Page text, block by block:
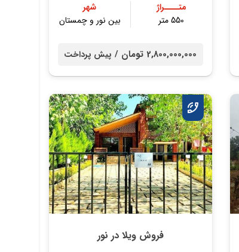
متــــراژ
550 متر
شهر
بین نور و چمستان
2,800,000,000 تومان / پیش پرداخت
فروش ویلا در نور